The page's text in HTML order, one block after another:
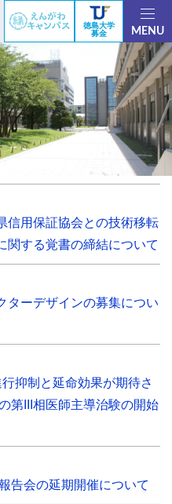
徳島大学
募金
MENU
信用保証協会との技術移転
関する覚書の締結について
ターデザインの募集につい
抑制と延命効果が期待さ
第III相医師主導治験の開始
告会の延期開催について